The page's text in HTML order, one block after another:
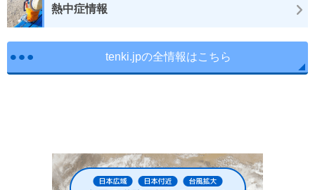
熱中症情報
tenki.jpの全情報はこちら